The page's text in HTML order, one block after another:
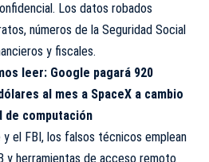
Los datos robados
números de la Seguridad Social
y fiscales.
leer: Google pagará 920
al mes a SpaceX a cambio
de computación
y el FBI, los falsos técnicos emplean
y herramientas de acceso remoto